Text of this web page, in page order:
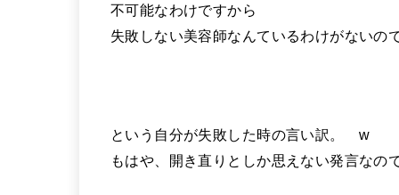
不可能なわけですから
失敗しない美容師なんているわけがないの
という自分が失敗した時の言い訳。 w
もはや、開き直りとしか思えない発言なの